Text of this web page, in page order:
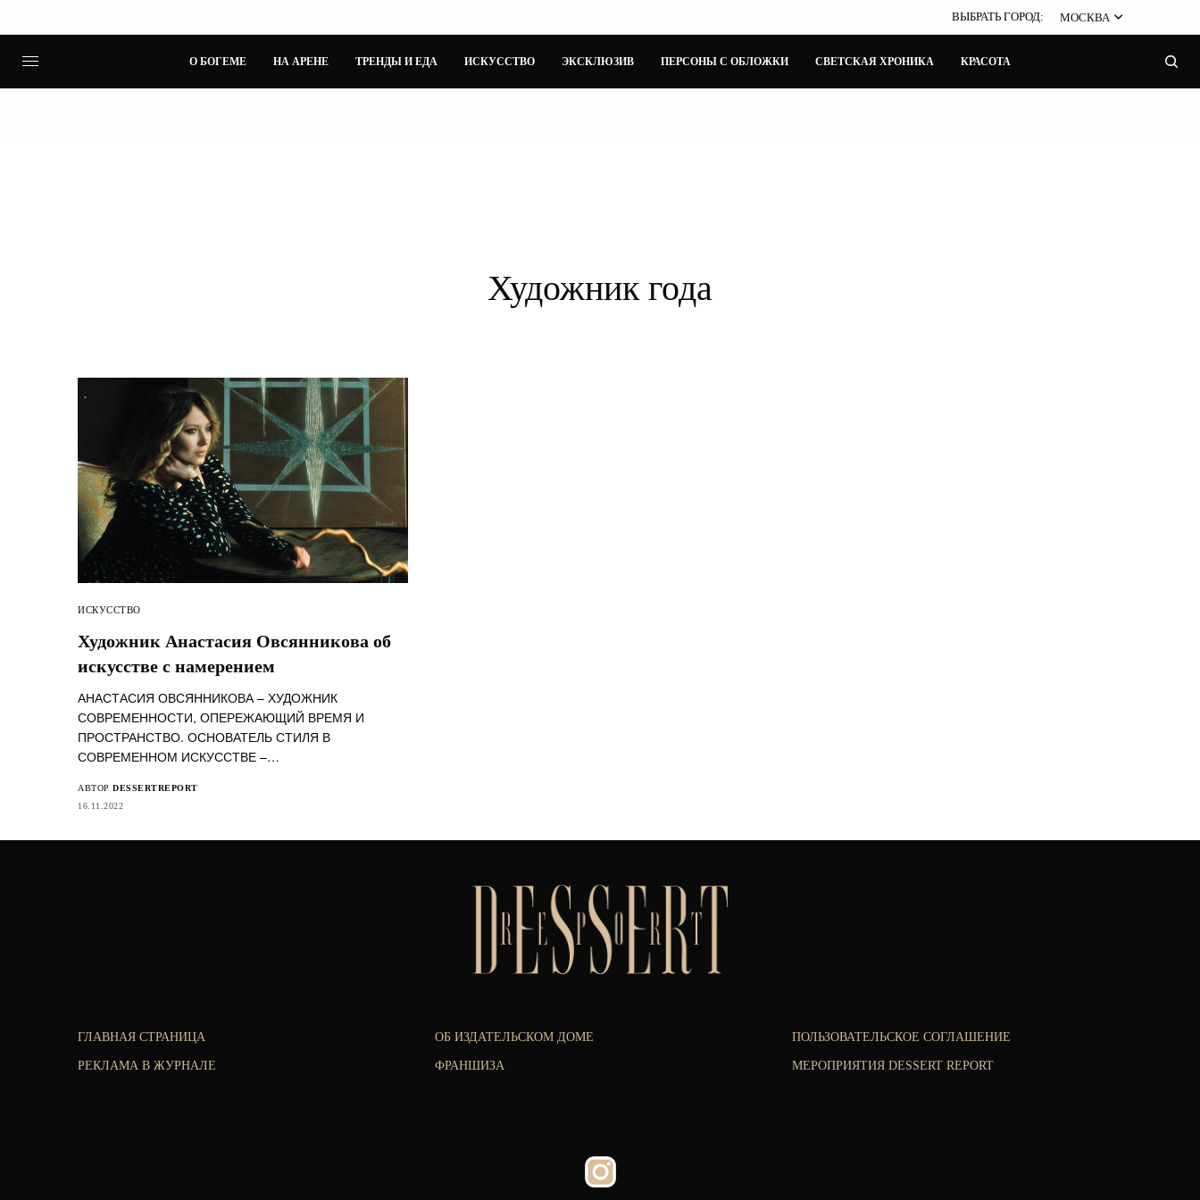
ВЫБРАТЬ ГОРОД: МОСКВА
О БОГЕМЕ НА АРЕНЕ ТРЕНДЫ И ЕДА ИСКУССТВО ЭКСКЛЮЗИВ ПЕРСОНЫ С ОБЛОЖКИ СВЕТСКАЯ ХРОНИКА КРАСОТА
Художник года
ИСКУССТВО
Художник Анастасия Овсянникова об
искусстве с намерением
АНАСТАСИЯ ОВСЯННИКОВА – ХУДОЖНИК
СОВРЕМЕННОСТИ, ОПЕРЕЖАЮЩИЙ ВРЕМЯ И
ПРОСТРАНСТВО. ОСНОВАТЕЛЬ СТИЛЯ В
СОВРЕМЕННОМ ИСКУССТВЕ –…
АВТОР DESSERTREPORT
16.11.2022
ГЛАВНАЯ СТРАНИЦА
РЕКЛАМА В ЖУРНАЛЕ
ОБ ИЗДАТЕЛЬСКОМ ДОМЕ
ФРАНШИЗА
ПОЛЬЗОВАТЕЛЬСКОЕ СОГЛАШЕНИЕ
МЕРОПРИЯТИЯ DESSERT REPORT